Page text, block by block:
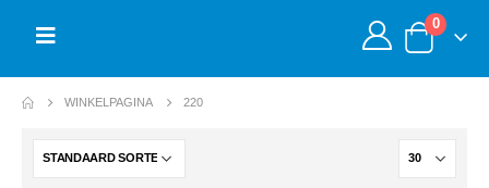
0
WINKELPAGINA 220